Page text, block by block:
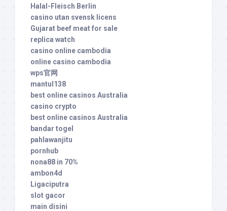
Halal-Fleisch Berlin
casino utan svensk licens
Gujarat beef meat for sale
replica watch
casino online cambodia
online casino cambodia
wps官网
mantul138
best online casinos Australia
casino crypto
best online casinos Australia
bandar togel
pahlawanjitu
pornhub
nona88 in 70%
ambon4d
Ligaciputra
slot gacor
main disini